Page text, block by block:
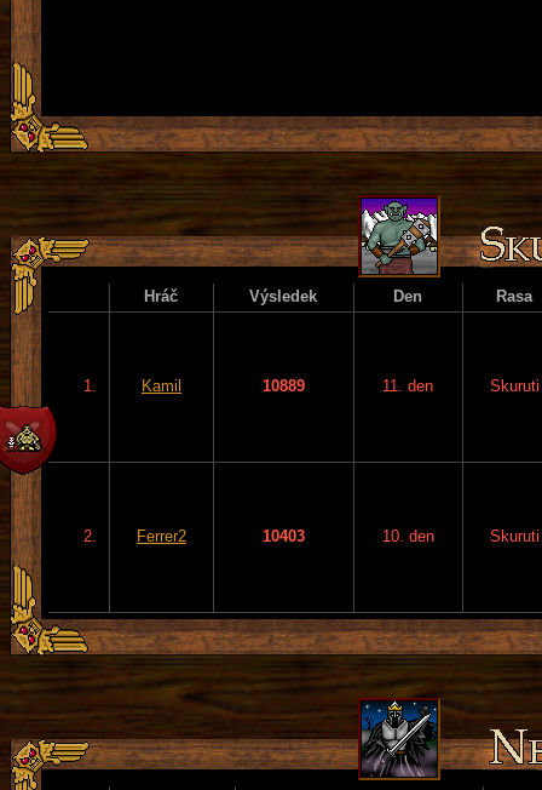
Hráč Výsledek Den Rasa
1. Kamil 10889 11. den Skuruti
2. Ferrer2 10403 10. den Skuruti